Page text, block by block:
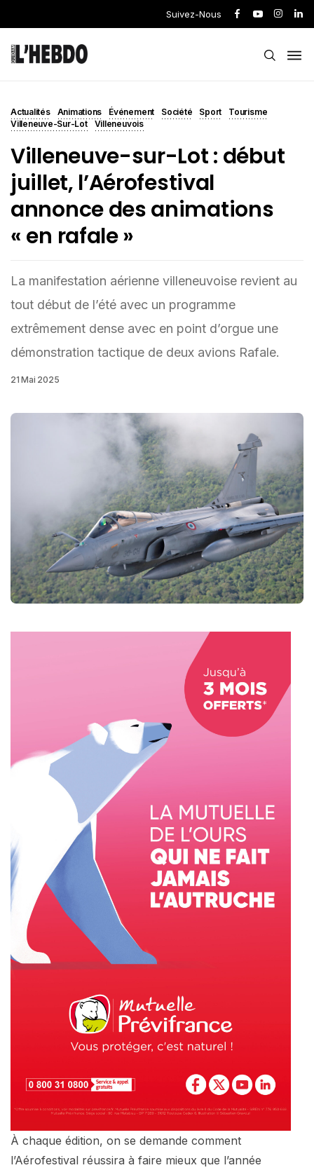
Suivez-Nous
Actualités Animations Événement Société Sport
Tourisme
Villeneuve-Sur-Lot
Villeneuvois
Villeneuve-sur-Lot : début
juillet, l’Aérofestival
annonce des animations
« en rafale »
La manifestation aérienne villeneuvoise revient au
tout début de l’été avec un programme
extrêmement dense avec en point d’orgue une
démonstration tactique de deux avions Rafale.
21 Mai 2025
À chaque édition, on se demande comment
l’Aérofestival réussira à faire mieux que l’année